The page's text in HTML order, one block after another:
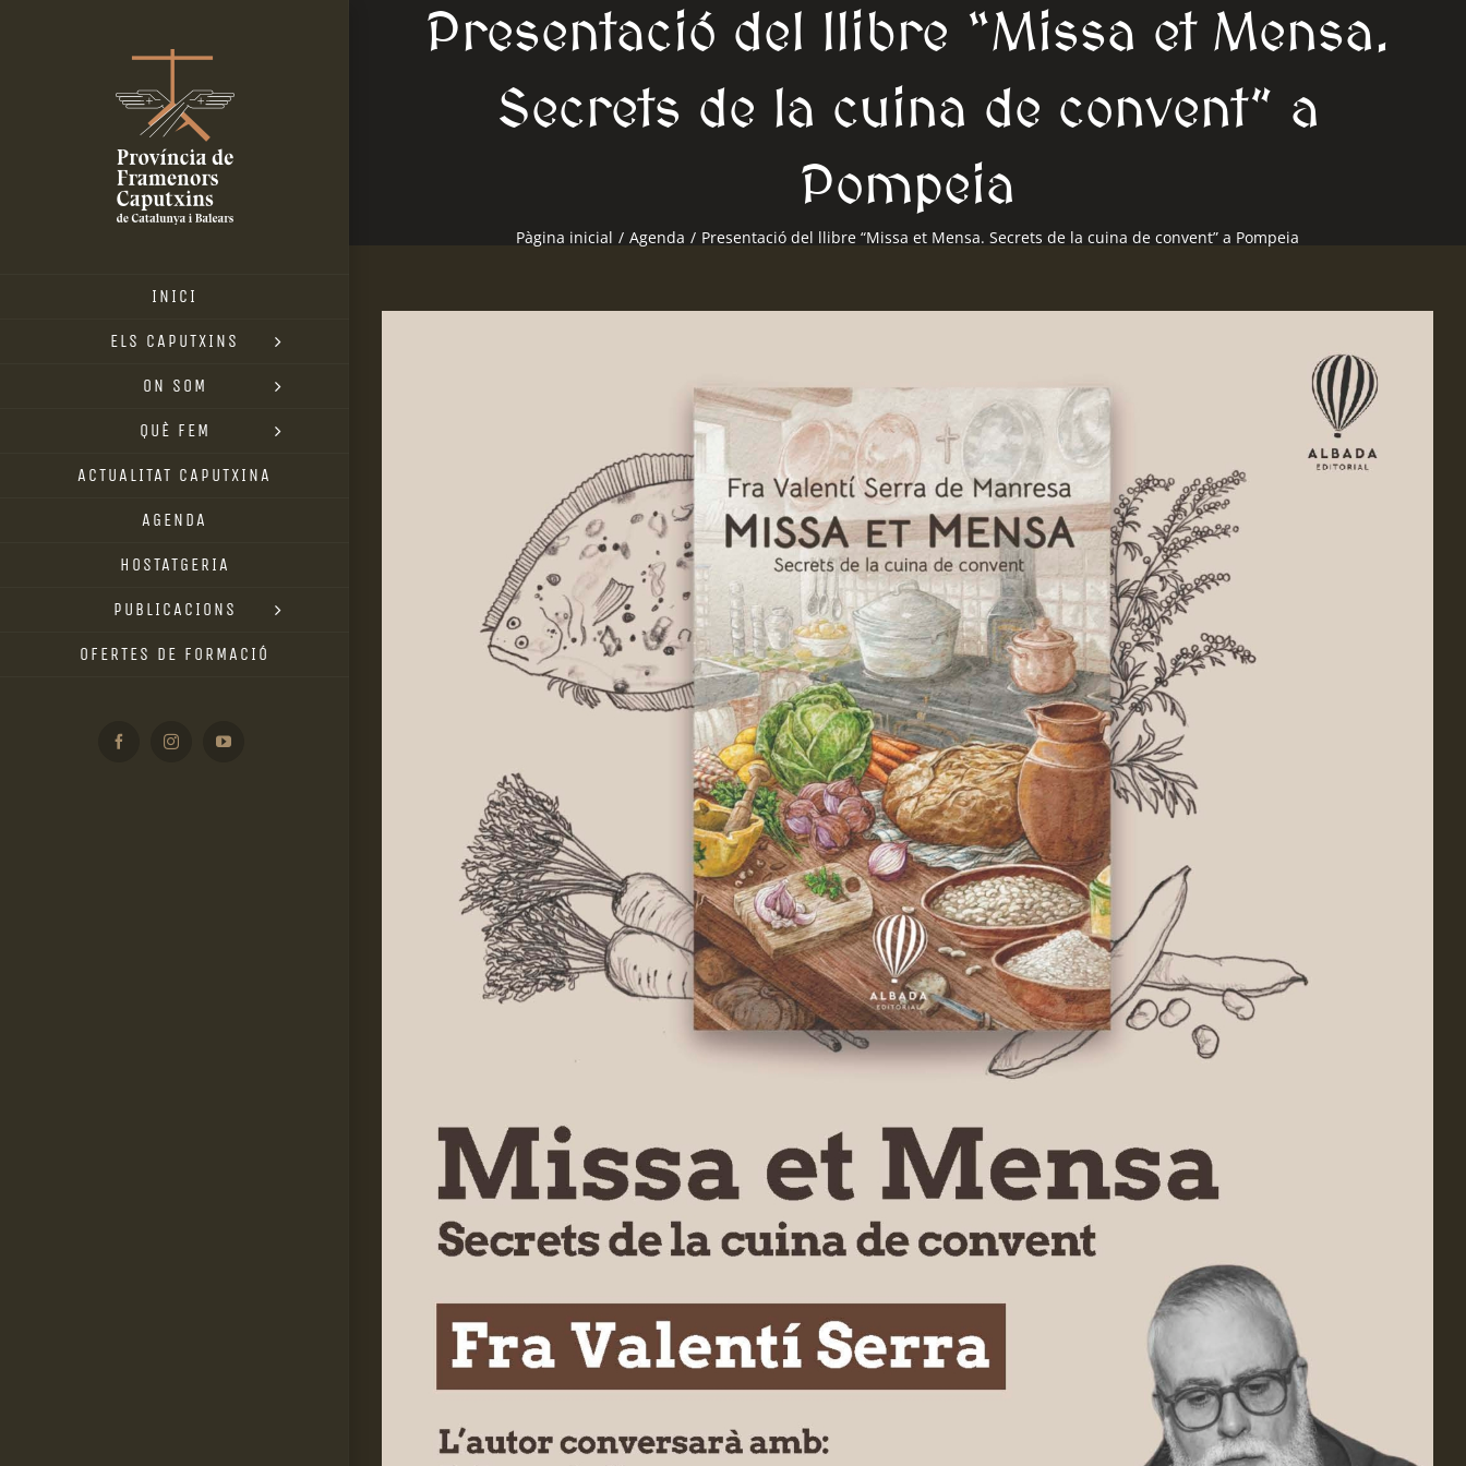
INICI
ELS CAPUTXINS
ON SOM
QUÈ FEM
ACTUALITAT CAPUTXINA
AGENDA
HOSTATGERIA
PUBLICACIONS
OFERTES DE FORMACIÓ
FacebookInstagramYouTube
Presentació del llibre “Missa et Mensa.
Secrets de la cuina de convent” a
Pompeia
Pàgina inicial / Agenda / Presentació del llibre “Missa et Mensa. Secrets de la cuina de convent” a Pompeia